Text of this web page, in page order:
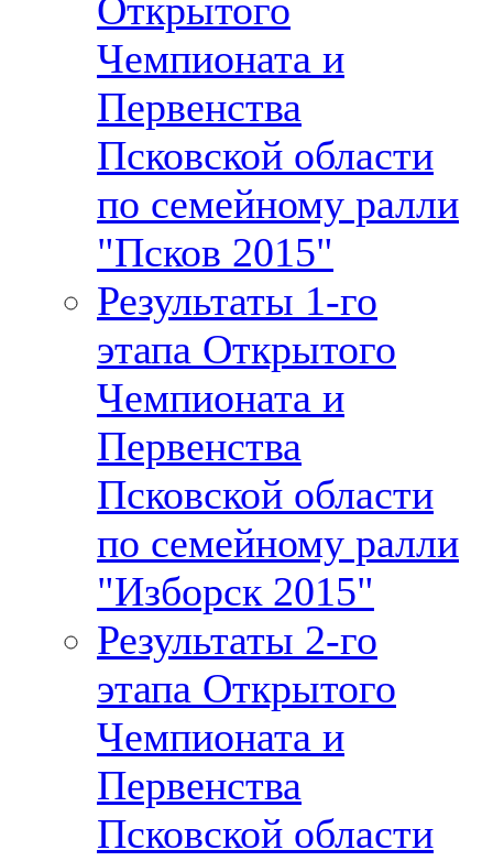
Открытого
Чемпионата и
Первенства
Псковской области
по семейному ралли
"Псков 2015"
Результаты 1-го
этапа Открытого
Чемпионата и
Первенства
Псковской области
по семейному ралли
"Изборск 2015"
Результаты 2-го
этапа Открытого
Чемпионата и
Первенства
Псковской области